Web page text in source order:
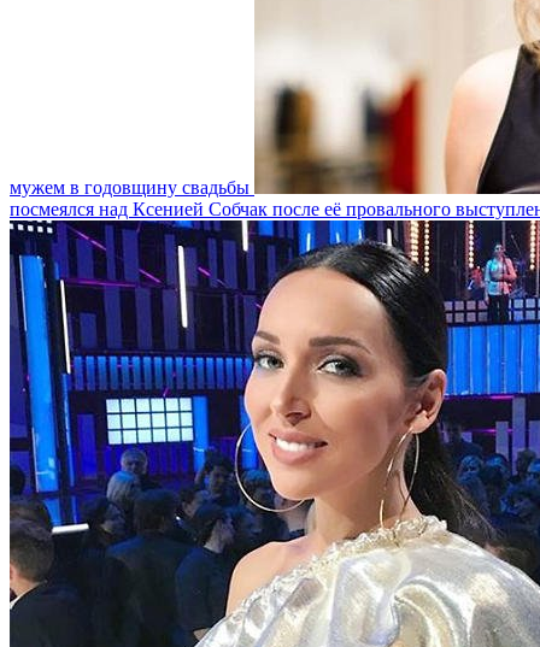
мужем в годовщину свадьбы
посмеялся над Ксенией Собчак после её провального